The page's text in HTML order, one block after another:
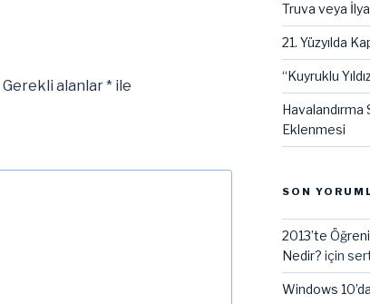
Gerekli alanlar* ile
Truva veya
21. Yüzyılda
“Kuyruklu
Eklenmesi
SON
2013’te
Nedir? için
Windows